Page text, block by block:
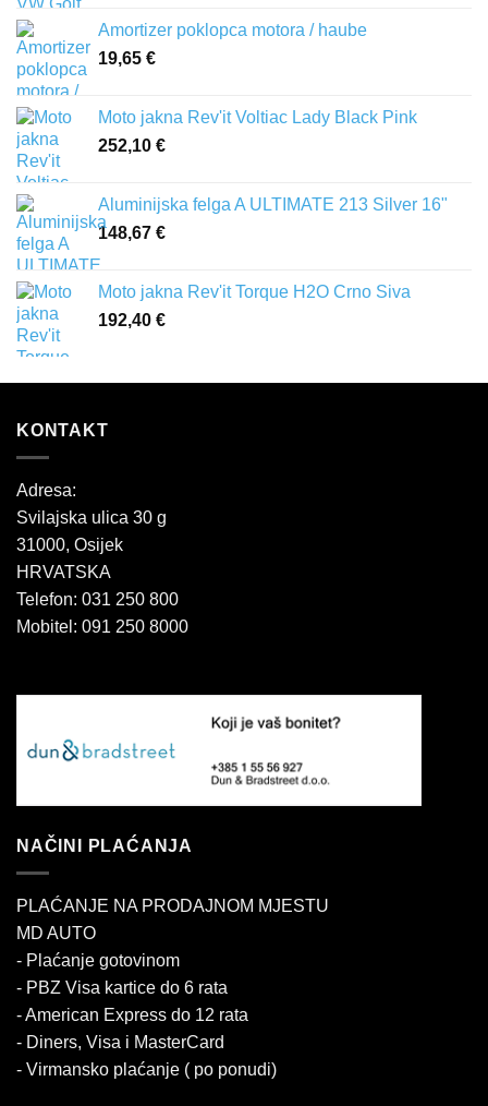
Amortizer poklopca motora / haube
19,65 €
Moto jakna Rev'it Voltiac Lady Black Pink
252,10 €
Aluminijska felga A ULTIMATE 213 Silver 16"
148,67 €
Moto jakna Rev'it Torque H2O Crno Siva
192,40 €
KONTAKT
Adresa:
Svilajska ulica 30 g
31000, Osijek
HRVATSKA
Telefon: 031 250 800
Mobitel: 091 250 8000
NAČINI PLAĆANJA
PLAĆANJE NA PRODAJNOM MJESTU
MD AUTO
- Plaćanje gotovinom
- PBZ Visa kartice do 6 rata
- American Express do 12 rata
- Diners, Visa i MasterCard
- Virmansko plaćanje ( po ponudi)